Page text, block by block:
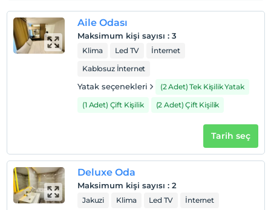
Sigara
Odalarda sigara içilmez
2 yaşına kadar olan bebekler ücretsizdir.
Her bir oda için 6 yaşına kadar 1 çocuk ücretsizdir
Aile Odası
Maksimum kişi sayısı : 3
Klima Led TV
İnternet
Kablosuz İnternet
Yatak seçenekleri
(2 Adet) Tek Kişilik Yatak
(1 Adet) Çift Kişilik
(2 Adet) Çift Kişilik
Tarih seç
Deluxe Oda
Maksimum kişi sayısı : 2
Jakuzi Klima Led TV
İnternet